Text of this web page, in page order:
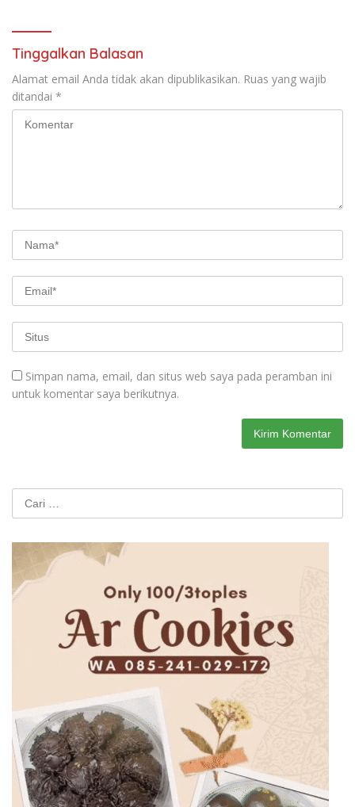
Tinggalkan Balasan
Alamat email Anda tidak akan dipublikasikan. Ruas yang wajib
ditandai *
Simpan nama, email, dan situs web saya pada peramban ini
untuk komentar saya berikutnya.